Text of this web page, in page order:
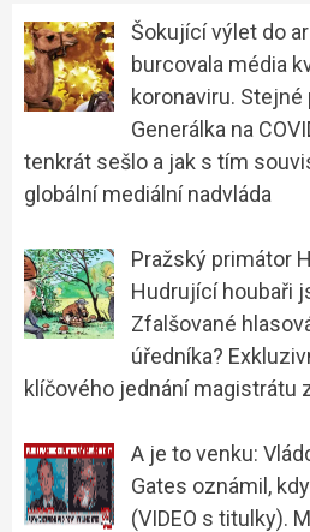
Šokující výlet do
burcovala média
koronaviru. Stejné
Generálka na
tenkrát sešlo a jak s tím
globální mediální nadvláda
Pražský primátor
Hudrující houbaři
Zfalšované
úředníka?
klíčového jednání magistrátu
A je to venku:
Gates oznámil,
(VIDEO s titulky).